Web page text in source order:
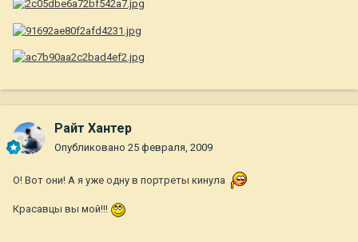
Райт Хантер
Опубликовано 25 февраля, 2009
О! Вот они! А я уже одну в портреты кинула
Красавцы вы мой!!!